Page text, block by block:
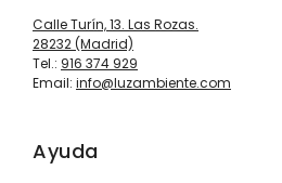
Calle Turín, 13. Las Rozas.
28232 (Madrid)
Tel.: 916 374 929
Email: info@luzambiente.com
Ayuda